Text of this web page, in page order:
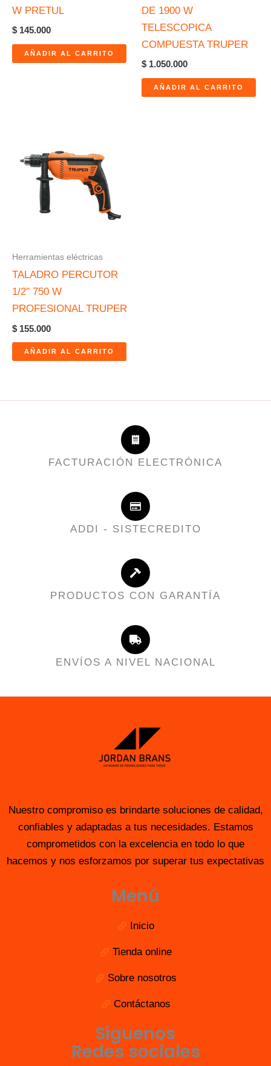
W PRETUL
$ 145.000
AÑADIR AL CARRITO
DE 1900 W
TELESCOPICA
COMPUESTA TRUPER
$ 1.050.000
AÑADIR AL CARRITO
Herramientas eléctricas
TALADRO PERCUTOR
1/2″ 750 W
PROFESIONAL TRUPER
$ 155.000
AÑADIR AL CARRITO
FACTURACIÓN ELECTRÓNICA
ADDI - SISTECREDITO
PRODUCTOS CON GARANTÍA
ENVÍOS A NIVEL NACIONAL
Nuestro compromiso es brindarte soluciones de calidad,
confiables y adaptadas a tus necesidades. Estamos
comprometidos con la excelencia en todo lo que
hacemos y nos esforzamos por superar tus expectativas
Menú
Inicio
Tienda online
Sobre nosotros
Contáctanos
Síguenos
Redes sociales